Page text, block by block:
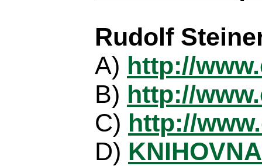
Rudolf
A) http://
B) http://
C) http://
D)